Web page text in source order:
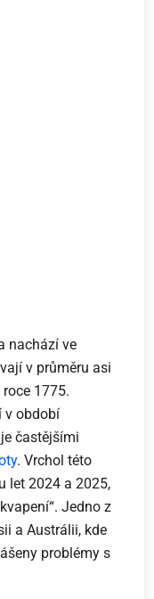
nachází ve
v průměru asi
1775.
v období
častějšími
. Vrchol této
let 2024 a 2025,
Jedno z
a Austrálii, kde
problémy s